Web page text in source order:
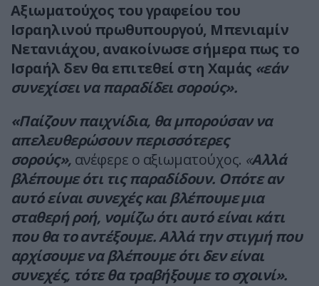
Αξιωματούχος του γραφείου του
Ισραηλινού πρωθυπουργού, Μπενιαμίν
Νετανιάχου, ανακοίνωσε σήμερα πως το
Ισραήλ δεν θα επιτεθεί στη Χαμάς «εάν
συνεχίσει να παραδίδει σορούς».
«Παίζουν παιχνίδια, θα μπορούσαν να
απελευθερώσουν περισσότερες
σορούς», ανέφερε ο αξιωματούχος. «Αλλά
βλέπουμε ότι τις παραδίδουν. Οπότε αν
αυτό είναι συνεχές και βλέπουμε μια
σταθερή ροή, νομίζω ότι αυτό είναι κάτι
που θα το αντέξουμε. Αλλά την στιγμή που
αρχίσουμε να βλέπουμε ότι δεν είναι
συνεχές, τότε θα τραβήξουμε το σχοινί».